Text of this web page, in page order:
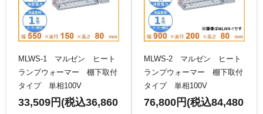
MLWS-1 マルゼン ヒート
ランプウォーマー 棚下取付
タイプ 単相100V
33,509円(税込36,860
MLWS-2 マルゼン ヒート
ランプウォーマー 棚下取付
タイプ 単相100V
76,800円(税込84,480